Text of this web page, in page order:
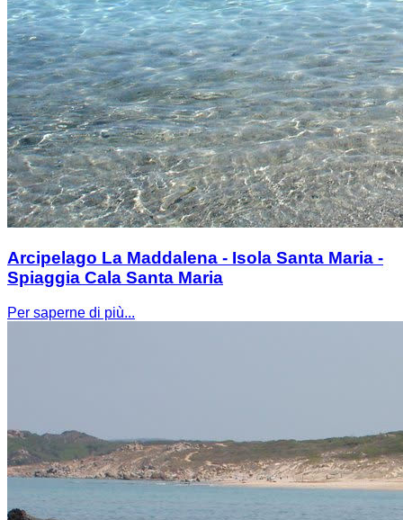
Arcipelago La Maddalena - Isola Santa Maria -
Spiaggia Cala Santa Maria
Per saperne di più...